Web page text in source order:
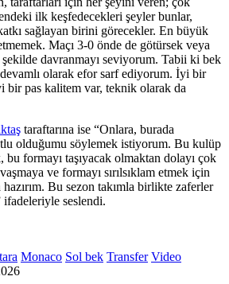
ilk keşfedecekleri şeyler bunlar,
sağlayan birini görecekler. En büyük
Maçı 3-0 önde de götürsek veya
davranmayı seviyorum. Tabii ki bek
olarak efor sarf ediyorum. İyi bir
bir pas kalitem var, teknik olarak da
taraftarına ise “Onlara, burada
olduğumu söylemek istiyorum. Bu kulüp
bu formayı taşıyacak olmaktan dolayı çok
ve formayı sırılsıklam etmek için
Bu sezon takımla birlikte zaferler
ifadeleriyle seslendi.
Monaco Sol bek Transfer Video